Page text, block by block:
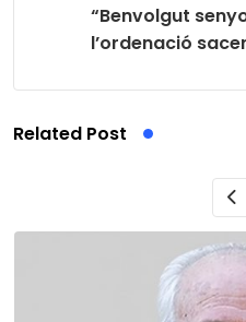
“Benvolgut
l’ordenació
Related Post